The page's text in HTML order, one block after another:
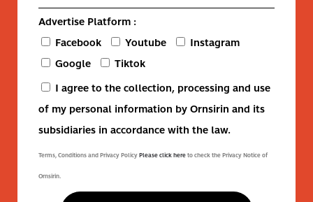
Advertise Platform :
Facebook
Youtube
Instagram
Google
Tiktok
I agree to the collection, processing and use
of my personal information by Ornsirin and its
subsidiaries in accordance with the law.
Terms, Conditions and Privacy PolicyPlease click hereto check the Privacy Notice of
Ornsirin.